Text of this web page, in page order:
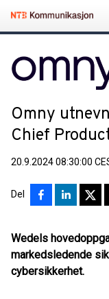
Omny
Chief
20.9.2024 08:30:00
Del
Wedels
markedsledende
cybersikkerhet.